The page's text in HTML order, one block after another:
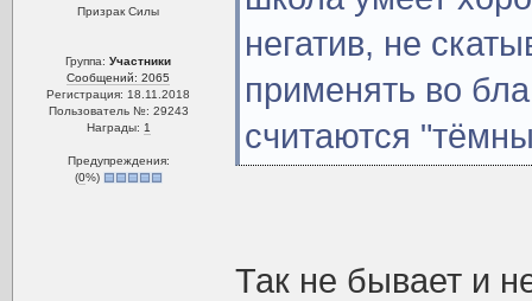
Призрак Силы
Группа:Участники
Сообщений: 2065
Регистрация: 18.11.2018
Пользователь №: 29243
Награды: 1
Предупреждения:
(0%)
негатив, не
применять во
считаются
Так не бывает и